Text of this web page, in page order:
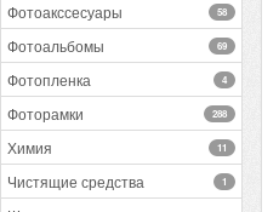
Фотоакссесуары 58
Фотоальбомы 69
Фотопленка 4
Фоторамки 288
Химия 11
Чистящие средства 1